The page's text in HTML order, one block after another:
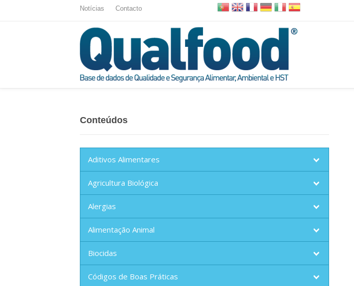
Notícias Contacto
Conteúdos
Aditivos Alimentares
Agricultura Biológica
Alergias
Alimentação Animal
Biocidas
Códigos de Boas Práticas